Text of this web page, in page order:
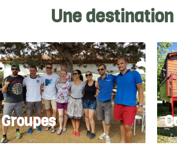
Une
Groupes